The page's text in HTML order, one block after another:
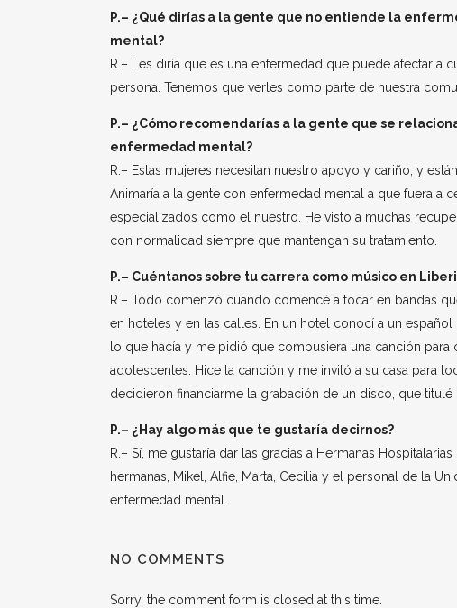
P.– ¿Qué dirías a la gente que no entiende la
mental?
R.– Les diría que es una enfermedad que puede afectar a
persona. Tenemos que verles como parte de nuestra
P.– ¿Cómo recomendarías a la gente que se
enfermedad mental?
R.– Estas mujeres necesitan nuestro apoyo y cariño, y
Animaría a la gente con enfermedad mental a que fuera a
especializados como el nuestro. He visto a muchas
con normalidad siempre que mantengan su tratamiento.
P.– Cuéntanos sobre tu carrera como músico en
R.– Todo comenzó cuando comencé a tocar en bandas
en hoteles y en las calles. En un hotel conocí a un
lo que hacía y me pidió que compusiera una canción
adolescentes. Hice la canción y me invitó a su casa para
decidieron financiarme la grabación de un disco, que titulé
P.– ¿Hay algo más que te gustaría decirnos?
R.– Sí, me gustaría dar las gracias a Hermanas
hermanas, Mikel, Alfie, Marta, Cecilia y el personal de la
enfermedad mental.
NO COMMENTS
Sorry, the comment form is closed at this time.